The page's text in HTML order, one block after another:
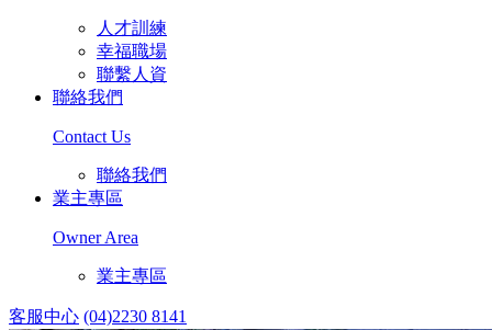
人才訓練
幸福職場
聯繫人資
聯絡我們
Contact Us
聯絡我們
業主專區
Owner Area
業主專區
客服中心 (04)2230 8141